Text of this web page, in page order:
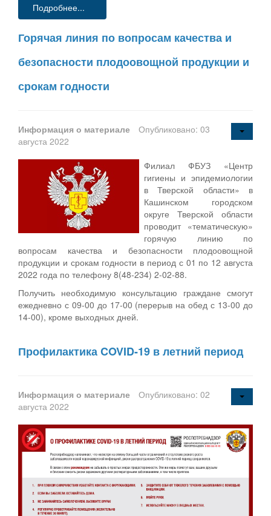
Подробнее...
Горячая линия по вопросам качества и
безопасности плодоовощной продукции и
срокам годности
Информация о материале
Опубликовано: 03
августа 2022
Филиал ФБУЗ «Центр
гигиены и эпидемиологии
в Тверской области» в
Кашинском городском
округе Тверской области
проводит «тематическую»
горячую линию по
вопросам качества и безопасности плодоовощной
продукции и срокам годности в период с 01 по 12 августа
2022 года по телефону 8(48-234) 2-02-88.
Получить необходимую консультацию граждане смогут
ежедневно с 09-00 до 17-00 (перерыв на обед с 13-00 до
14-00), кроме выходных дней.
Профилактика COVID-19 в летний период
Информация о материале
Опубликовано: 02
августа 2022